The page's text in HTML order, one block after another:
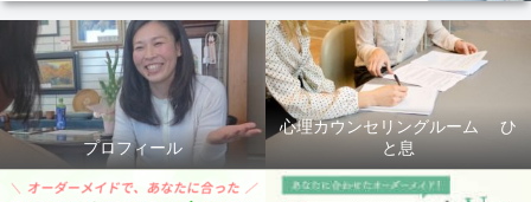
プロフィール
心理カウンセリングルーム ひ
と息